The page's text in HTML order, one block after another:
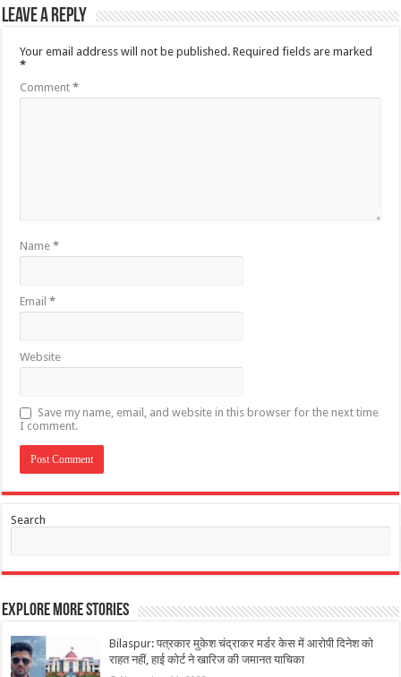
Leave a Reply
Your email address will not be published. Required fields are marked
*
Comment*
Name*
Email*
Website
Save my name, email, and website in this browser for the next time
I comment.
Search
Explore More Stories
Bilaspur: पत्रकार मुकेश चंद्राकर मर्डर केस में आरोपी दिनेश को
राहत नहीं, हाई कोर्ट ने खारिज की जमानत याचिका